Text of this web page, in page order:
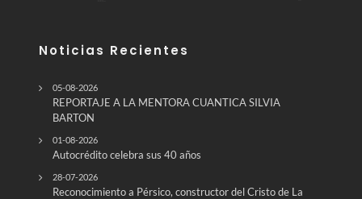
Noticias Recientes
05-08-2026
REPORTAJE A LA MENTORA CUANTICA SILVIA
BARTON
01-08-2026
Autocrédito celebra sus 40 años
28-07-2026
Reconocimiento a Pérsico, constructor del Cristo de La